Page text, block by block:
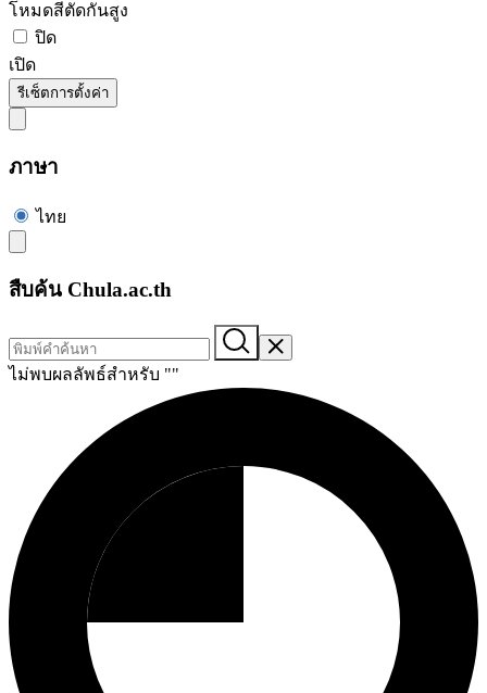
โหมดสีตัดกันสูง
ปิด
เปิด
รีเซ็ตการตั้งค่า
ภาษา
ไทย
สืบค้น Chula.ac.th
ไม่พบผลลัพธ์สำหรับ ""